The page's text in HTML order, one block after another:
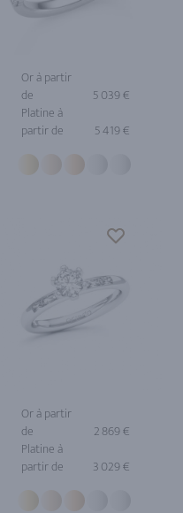
Or à partir
de
5 039 €
Platine à
partir de
5 419 €
Or à partir
de
2 869 €
Platine à
partir de
3 029 €